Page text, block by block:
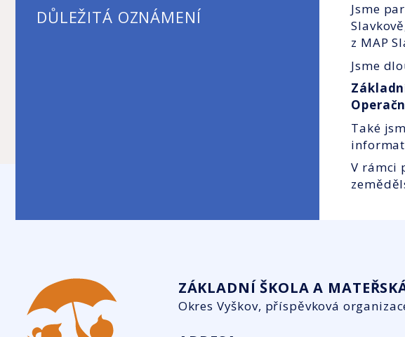
DŮLEŽITÁ OZNÁMENÍ
Jsme
z MAP
Jsme
Také
V rámci
ZÁKLADNÍ ŠKOLA A
Okres Vyškov, příspěvková